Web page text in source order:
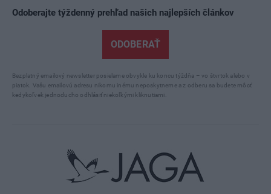
Odoberajte týždenný prehľad našich najlepších článkov
ODOBERAŤ
Bezplatný emailový newsletter posielame obvykle ku koncu týždňa – vo štvrtok alebo v
piatok. Vašu emailovú adresu nikomu inému neposkytneme a z odberu sa budete môcť
kedykoľvek jednoducho odhlásiť niekoľkými kliknutiami.